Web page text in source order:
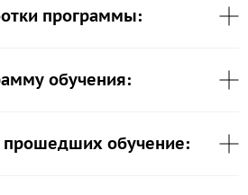
программы:
обучения:
обучение: